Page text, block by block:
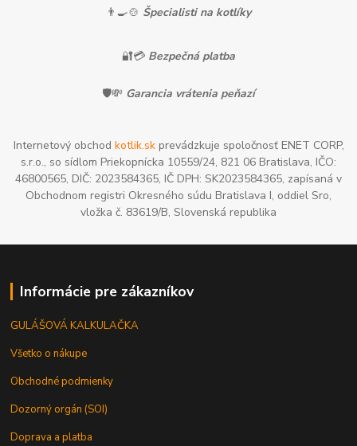
👨‍🍳🍲 Špecialisti na kotlíky
🔐💳 Bezpečná platba
🛡️💸 Garancia vrátenia peňazí
Internetový obchod kotlik.skprevádzkuje spoločnosť ENET CORP,
s.r.o., so sídlom Priekopnícka 10559/24, 821 06 Bratislava, IČO:
46800565, DIČ: 2023584365, IČ DPH: SK2023584365, zapísaná v
Obchodnom registri Okresného súdu Bratislava I, oddiel Sro,
vložka č. 83619/B, Slovenská republika
Informácie pre zákazníkov
GULÁŠOVÁ KALKULAČKA
Všetko o nákupe
Obchodné podmienky
Dozorný orgán (SOI)
Doprava a platba